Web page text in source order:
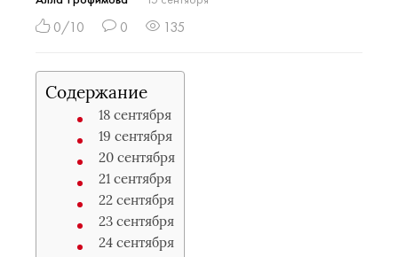
0/10 0 135
Содержание
18 сентября
19 сентября
20 сентября
21 сентября
22 сентября
23 сентября
24 сентября